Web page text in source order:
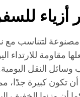
مصنوعة لتتناسب
مقاومة للارتداء
أن تكون كبيرة